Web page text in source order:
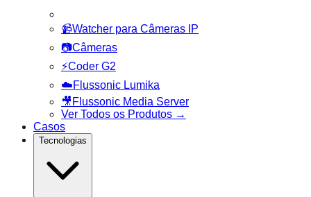
📹Watcher para Câmeras IP
📷Câmeras
⚡Coder G2
☁️Flussonic Lumika
🎥 Flussonic Media Server
Ver Todos os Produtos →
Casos
Tecnologias